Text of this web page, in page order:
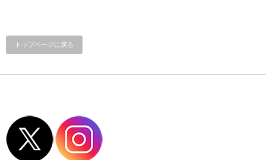
トップページに戻る